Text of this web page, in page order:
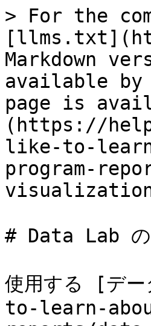
> For the
Markdown
available by
page is
(https://
like-to-
program-
# Data Lab の
使用する [デ
to-learn-